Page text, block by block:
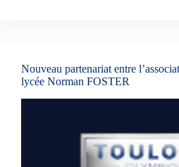
Nouveau partenariat entre
lycée Norman FOSTER